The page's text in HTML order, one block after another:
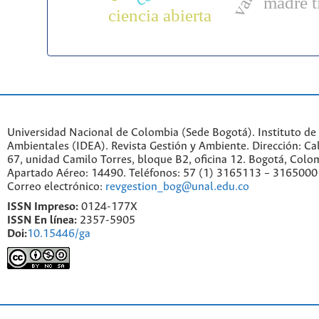
ciencia abierta
Universidad Nacional de Colombia (Sede Bogotá). Instituto de
Ambientales (IDEA). Revista Gestión y Ambiente. Dirección:
67, unidad Camilo Torres, bloque B2, oficina 12. Bogotá,
Apartado Aéreo: 14490. Teléfonos: 57 (1) 3165113 –
Correo electrónico: revgestion_bog@unal.edu.co
ISSN Impreso: 0124-177X
ISSN En línea: 2357-5905
Doi:10.15446/ga